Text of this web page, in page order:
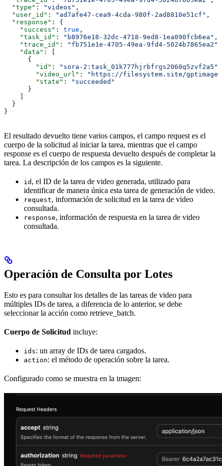
  "type"
: "videos" ,
  "user_id"
: "ad7afe47-cea9-4cda-980f-2ad8810e51cf" ,
  "response"
: {
    "success"
: true ,
    "task_id"
: "b8976e18-32dc-4718-9ed8-1ea090fcb6ea" ,
    "trace_id"
: "fb751e1e-4705-49ea-9fd4-5024b7865ea2"
    "data"
: [
      {
        "id"
: "sora-2:task_01k777hjrbfrgs2060q5zvf2a5"
        "video_url"
:
"https://filesystem.site/gptimage/vg-
        "state"
:
"succeeded"
      }
  }
}
El resultado devuelto tiene varios campos, el campo request es el
cuerpo de la solicitud al iniciar la tarea, mientras que el campo
response es el cuerpo de respuesta devuelto después de completar la
tarea. La descripción de los campos es la siguiente.
id , el ID de la tarea de video generada, utilizado para
identificar de manera única esta tarea de generación de video.
request, información de solicitud en la tarea de video
consultada.
response, información de respuesta en la tarea de video
consultada.
Operación de Consulta por Lotes
Esto es para consultar los detalles de las tareas de video para
múltiples IDs de tarea, a diferencia de lo anterior, se debe
seleccionar la acción como retrieve_batch.
Cuerpo de Solicitud incluye:
ids: un array de IDs de tarea cargados.
action: el método de operación sobre la tarea.
Configurado como se muestra en la imagen: